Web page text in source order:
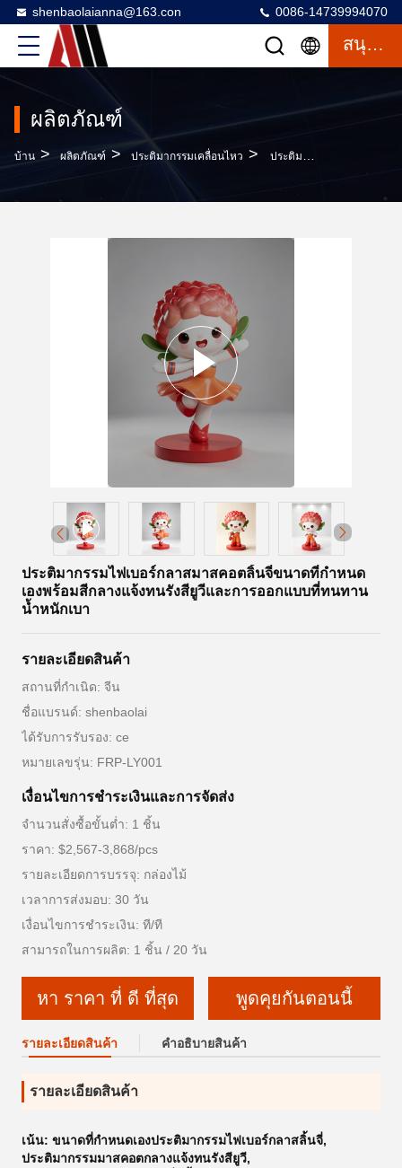
shenbaolaianna@163.con 0086-14739994070
สนุกสนาน
ผลิตภัณฑ์
บ้าน > ผลิตภัณฑ์ > ประติมากรรมเคลื่อนไหว > ประติมากรรมไฟเบอร์กลาสมาสคอตลิ้นจี่ขนาดที่กำหนดเองพร้อมสีกลางแจ้งทนรังสียูวีและการออกแบบที่ทนทานน้ำหนักเบา
ประติมากรรมไฟเบอร์กลาสมาสคอตลิ้นจี่ขนาดที่กำหนด
เองพร้อมสีกลางแจ้งทนรังสียูวีและการออกแบบที่ทนทาน
น้ำหนักเบา
รายละเอียดสินค้า
สถานที่กำเนิด: จีน
ชื่อแบรนด์: shenbaolai
ได้รับการรับรอง: ce
หมายเลขรุ่น: FRP-LY001
เงื่อนไขการชําระเงินและการจัดส่ง
จำนวนสั่งซื้อขั้นต่ำ: 1 ชิ้น
ราคา: $2,567-3,868/pcs
รายละเอียดการบรรจุ: กล่องไม้
เวลาการส่งมอบ: 30 วัน
เงื่อนไขการชำระเงิน: ที/ที
สามารถในการผลิต: 1 ชิ้น / 20 วัน
หา ราคา ที่ ดี ที่สุด พูดคุยกันตอนนี้
รายละเอียดสินค้า คําอธิบายสินค้า
รายละเอียดสินค้า
เน้น: ขนาดที่กำหนดเองประติมากรรมไฟเบอร์กลาสลิ้นจี่,
ประติมากรรมมาสคอตกลางแจ้งทนรังสียูวี,